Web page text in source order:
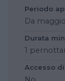
Periodo
Da
Durata
1
Accesso